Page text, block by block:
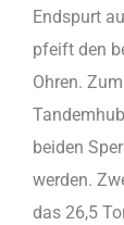
Endspurt
pfeift den
Ohren.
beiden
werden.
das 26,5